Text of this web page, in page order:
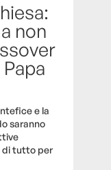
non
e la
saranno
di tutto per